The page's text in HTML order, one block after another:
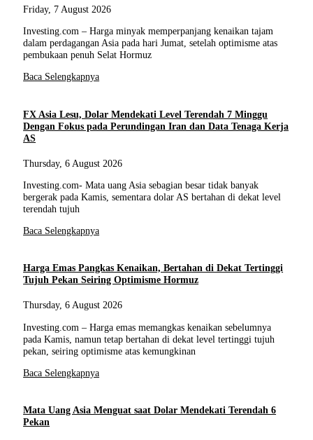
Friday, 7 August 2026
Investing.com – Harga minyak memperpanjang kenaikan tajam
dalam perdagangan Asia pada hari Jumat, setelah optimisme atas
pembukaan penuh Selat Hormuz
Baca Selengkapnya
FX Asia Lesu, Dolar Mendekati Level Terendah 7 Minggu
Dengan Fokus pada Perundingan Iran dan Data Tenaga Kerja
AS
Thursday, 6 August 2026
Investing.com- Mata uang Asia sebagian besar tidak banyak
bergerak pada Kamis, sementara dolar AS bertahan di dekat level
terendah tujuh
Baca Selengkapnya
Harga Emas Pangkas Kenaikan, Bertahan di Dekat Tertinggi
Tujuh Pekan Seiring Optimisme Hormuz
Thursday, 6 August 2026
Investing.com – Harga emas memangkas kenaikan sebelumnya
pada Kamis, namun tetap bertahan di dekat level tertinggi tujuh
pekan, seiring optimisme atas kemungkinan
Baca Selengkapnya
Mata Uang Asia Menguat saat Dolar Mendekati Terendah 6
Pekan